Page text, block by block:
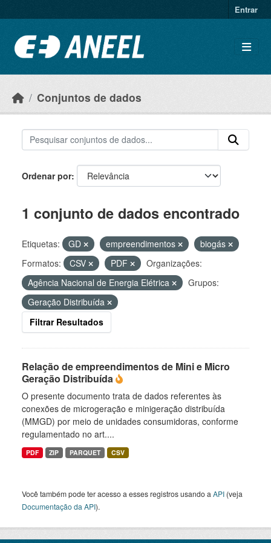
Entrar
Conjuntos de dados
Ordenar por
1 conjunto de dados encontrado
Etiquetas: GD empreendimentos
biogás
Formatos:
CSV PDF
Organizações:
Agência Nacional de Energia Elétrica
Grupos:
Geração Distribuída
Filtrar Resultados
Relação de empreendimentos de Mini e Micro
Geração Distribuída
O presente documento trata de dados referentes às
conexões de microgeração e minigeração distribuída
(MMGD) por meio de unidades consumidoras, conforme
regulamentado no art....
PDF ZIP PARQUET CSV
Você também pode ter acesso a esses registros usando a API (veja
Documentação da API).